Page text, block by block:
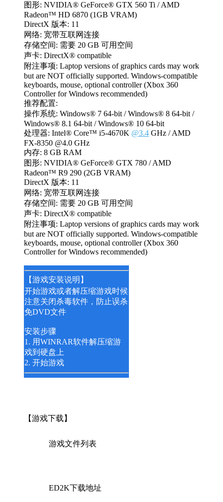
图形: NVIDIA® GeForce® GTX 560 Ti / AMD
Radeon™ HD 6870 (1GB VRAM)
DirectX 版本: 11
网络: 宽带互联网连接
存储空间: 需要 20 GB 可用空间
声卡: DirectX® compatible
附注事项: Laptop versions of graphics cards may work
but are NOT officially supported. Windows-compatible
keyboards, mouse, optional controller (Xbox 360
Controller for Windows recommended)
推荐配置:
操作系统: Windows® 7 64-bit / Windows® 8 64-bit /
Windows® 8.1 64-bit / Windows® 10 64-bit
处理器: Intel® Core™ i5-4670K @3.4 GHz / AMD
FX-8350 @4.0 GHz
内存: 8 GB RAM
图形: NVIDIA® GeForce® GTX 780 / AMD
Radeon™ R9 290 (2GB VRAM)
DirectX 版本: 11
网络: 宽带互联网连接
存储空间: 需要 20 GB 可用空间
声卡: DirectX® compatible
附注事项: Laptop versions of graphics cards may work
but are NOT officially supported. Windows-compatible
keyboards, mouse, optional controller (Xbox 360
Controller for Windows recommended)
【游戏安装说明】
开始游戏或者解压缩游戏时候
注意关闭杀毒软件，防止误杀
免DVD文件
安装步骤
1. 用WINRAR软件解压缩游
戏到硬盘上
2. 开始游戏
【游戏下载】
游戏文件列表
ED2K下载地址